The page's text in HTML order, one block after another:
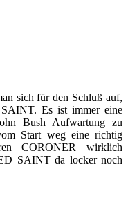
sich für den Schluß auf,
Es ist immer eine
Bush Aufwartung zu
Start weg eine richtig
CORONER wirklich
SAINT da locker noch